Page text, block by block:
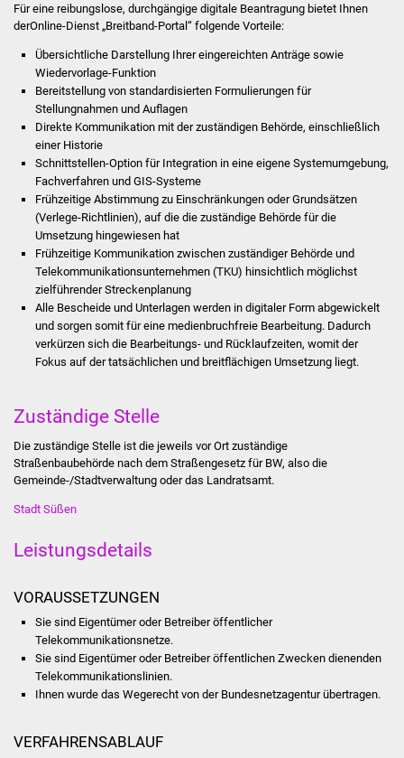
Wahlen
Stadtinfo
Jubiläumsjahr 2021
Schulentwicklung Bizet
Sanierung Hallenbad
Sanierung Bizethalle
Ortsentwicklung
Was erledige ich wo
Bildung
Für eine reibungslose, durchgängige digitale Beantragung bietet Ihnen
derOnline-Dienst „Breitband-Portal“ folgende Vorteile:
Übersichtliche Darstellung Ihrer eingereichten Anträge sowie
Wiedervorlage-Funktion
Bereitstellung von standardisierten Formulierungen für
Stellungnahmen und Auflagen
Direkte Kommunikation mit der zuständigen Behörde, einschließlich
einer Historie
Schnittstellen-Option für Integration in eine eigene Systemumgebung,
Fachverfahren und GIS-Systeme
Frühzeitige Abstimmung zu Einschränkungen oder Grundsätzen
(Verlege-Richtlinien), auf die die zuständige Behörde für die
Umsetzung hingewiesen hat
Frühzeitige Kommunikation zwischen zuständiger Behörde und
Telekommunikationsunternehmen (TKU) hinsichtlich möglichst
zielführender Streckenplanung
Alle Bescheide und Unterlagen werden in digitaler Form abgewickelt
und sorgen somit für eine medienbruchfreie Bearbeitung. Dadurch
verkürzen sich die Bearbeitungs- und Rücklaufzeiten, womit der
Fokus auf der tatsächlichen und breitflächigen Umsetzung liegt.
Zuständige Stelle
Die zuständige Stelle ist die jeweils vor Ort zuständige
Straßenbaubehörde nach dem Straßengesetz für BW, also die
Gemeinde-/Stadtverwaltung oder das Landratsamt.
Stadt Süßen
Leistungsdetails
VORAUSSETZUNGEN
Sie sind Eigentümer oder Betreiber öffentlicher
Telekommunikationsnetze.
Sie sind Eigentümer oder Betreiber öffentlichen Zwecken dienenden
Telekommunikationslinien.
Ihnen wurde das Wegerecht von der Bundesnetzagentur übertragen.
VERFAHRENSABLAUF